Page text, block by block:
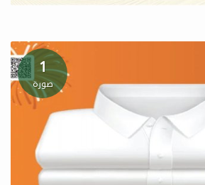
1
صورة